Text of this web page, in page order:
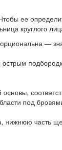
ее
круглого
—
под
нижнюю часть